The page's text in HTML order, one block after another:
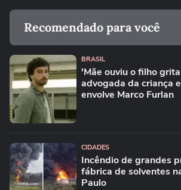
Recomendado para você
BRASIL
'Mãe ouviu o filho
advogada da criança
envolve Marco Furlan
CIDADES
Incêndio de grandes
fábrica de solventes
Paulo